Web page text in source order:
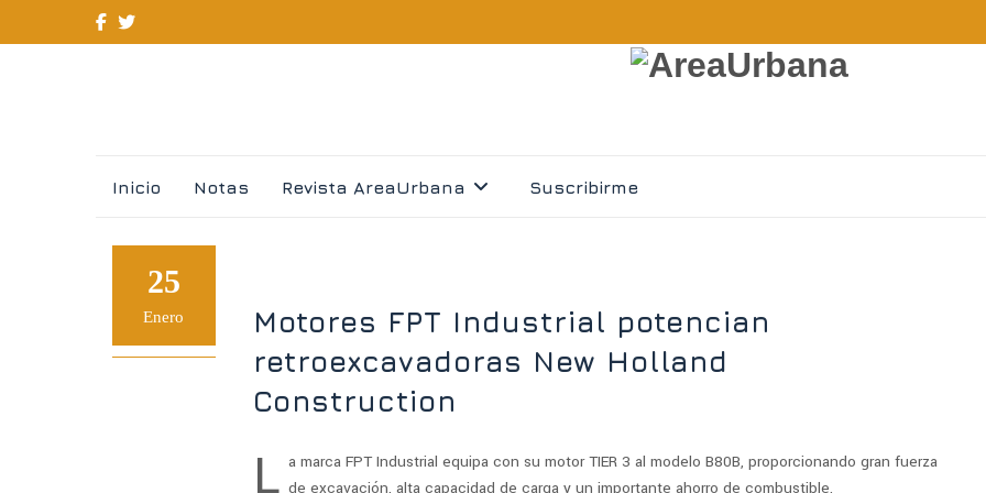
Inicio Notas Revista AreaUrbana Suscribirme
25
Enero
Motores FPT Industrial potencian
retroexcavadoras New Holland
Construction
L a marca FPT Industrial equipa con su motor TIER 3 al modelo B80B, proporcionando gran fuerza
de excavación, alta capacidad de carga y un importante ahorro de combustible.